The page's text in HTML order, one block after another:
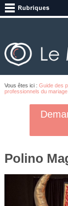
Vous êtes ici : Guide des
professionnels du mariage
Polino